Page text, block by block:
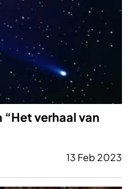
verhaal van
13 Feb 2023